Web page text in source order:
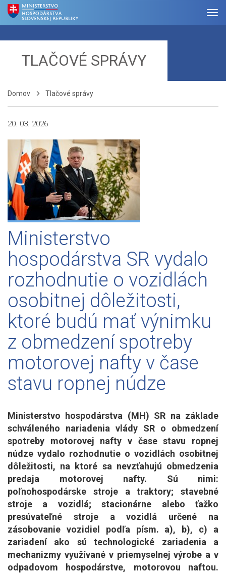
TLAČOVÉ SPRÁVY
Domov Tlačové správy
20. 03. 2026
Ministerstvo
hospodárstva SR vydalo
rozhodnutie o vozidlách
osobitnej dôležitosti,
ktoré budú mať výnimku
z obmedzení spotreby
motorovej nafty v čase
stavu ropnej núdze
Ministerstvo hospodárstva (MH) SR na základe
schváleného nariadenia vlády SR o obmedzení
spotreby motorovej nafty v čase stavu ropnej
núdze vydalo rozhodnutie o vozidlách osobitnej
dôležitosti, na ktoré sa nevzťahujú obmedzenia
predaja motorovej nafty. Sú nimi:
poľnohospodárske stroje a traktory; stavebné
stroje a vozidlá; stacionárne alebo ťažko
presúvateľné stroje a vozidlá určené na
zásobovanie vozidiel podľa písm. a), b), c) a
zariadení ako sú technologické zariadenia a
mechanizmy využívané v priemyselnej výrobe a v
odpadovom hospodárstve, motorovou naftou.